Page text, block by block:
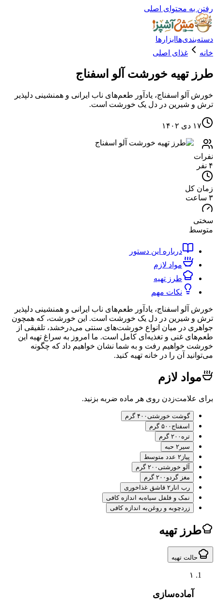
محتوای اصلی
ابزارها
غذای اصلی
خورشت آلو اسفناج
اسفناج، یادآور طعم‌های ناب ایرانی و همنشینی دلپذیر
شیرین در دل یک خورشت است.
درباره این دستور
مواد لازم
طرز تهیه
نکات مهم
اسفناج، یادآور طعم‌های ناب ایرانی و همنشینی دلپذیر
شیرین در دل یک خورشت است. این خورشت، که همچون
در میان انواع خورشت‌های سنتی می‌درخشد، تلفیقی از
غنی و تغذیه‌ای کامل است. ما امروز به سراغ تهیه این
خواهیم رفت و به شما نشان خواهیم داد که چگونه
آن را در خانه تهیه کنید.
لازم
روی هر ماده ضربه بزنید.
گوشت خورشتی ۴۰۰ گرم
اسفناج
۵۰۰ گرم
۲۰۰ گرم
۲ حبه
۲ عدد متوسط
آلو خورشتی ۲۰۰ گرم
مغز گردو ۲۰۰ گرم
رب انار
نمک و فلفل سیاهبه اندازه کافی
زردچوبه و روغنبه اندازه کافی
تهیه
تهیه
آماده‌سازی